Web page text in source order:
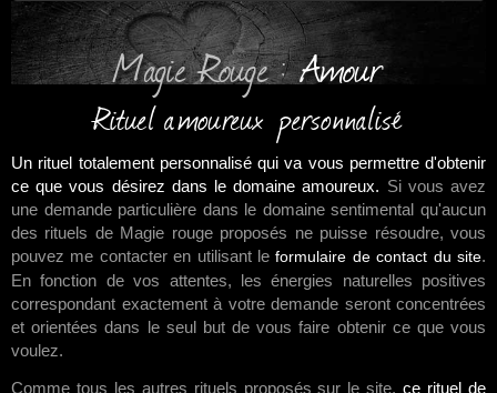
Magie Rouge :Amour
Rituel amoureux personnalisé
Un rituel totalement personnalisé qui va vous permettre d'obtenir
ce que vous désirez dans le domaine amoureux. Si vous avez
une demande particulière dans le domaine sentimental qu'aucun
des rituels de Magie rouge proposés ne puisse résoudre, vous
pouvez me contacter en utilisant leformulaire de contact du site.
En fonction de vos attentes, les énergies naturelles positives
correspondant exactement à votre demande seront concentrées
et orientées dans le seul but de vous faire obtenir ce que vous
voulez.
Comme tous les autres rituels proposés sur le site,ce rituel de